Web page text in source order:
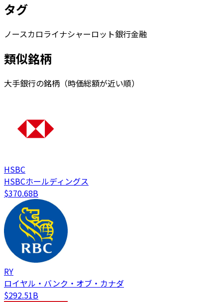
タグ
ノースカロライナシャーロット銀行金融
類似銘柄
大手銀行の銘柄（時価総額が近い順）
HSBC
HSBCホールディングス
$370.68B
RY
ロイヤル・バンク・オブ・カナダ
$292.51B